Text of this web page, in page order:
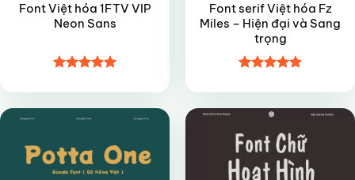
Font Việt hóa 1FTV VIP
Neon Sans
hạng55
sao
Font serif Việt hóa Fz
Miles – Hiện đại và Sang
trọng
hạng4.95
sao